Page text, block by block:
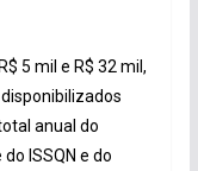
5 mil e R$ 32 mil,
anual do
ISSQN e do